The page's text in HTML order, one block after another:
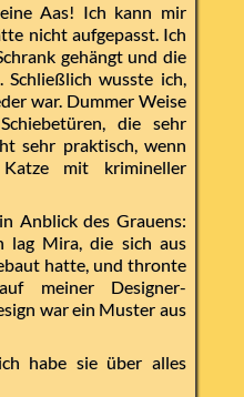
Aas! Ich kann mir
nicht aufgepasst. Ich
gehängt und die
Schließlich wusste ich,
war. Dummer Weise
die sehr
sehr praktisch, wenn
mit krimineller
Anblick des Grauens:
lag Mira, die sich aus
hatte, und thronte
meiner Designer-
war ein Muster aus
habe sie über alles